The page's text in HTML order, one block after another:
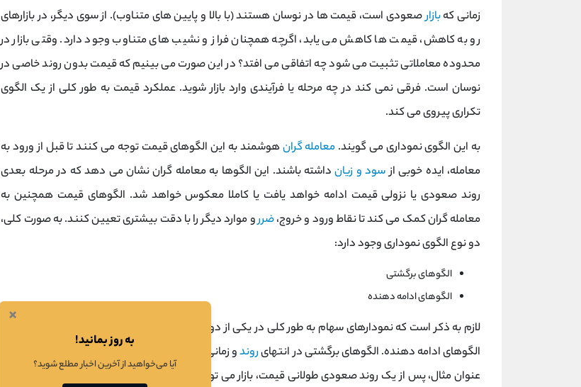
زمانی کهبازارصعودی است، قیمت ها در نوسان هستند (با بالا و پایین های متناوب). از سوی دیگر، در بازارهای
رو به کاهش، قیمت ها کاهش می یابد، اگرچه همچنان فراز و نشیب های متناوب وجود دارد. وقتی بازار در
محدوده معاملاتی تثبیت می شود چه اتفاقی می افتد؟ در این صورت می بینیم که قیمت بدون روند خاصی در
نوسان است. فرقی نمی کند در چه مرحله یا فرآیندی وارد بازار شوید. عملکرد قیمت به طور کلی از یک الگوی
تکراری پیروی می کند.
به این الگوی نموداری می گویند. معامله گرانهوشمند به این الگوهای قیمت توجه می کنند تا قبل از ورود به
معامله، ایده خوبی ازسود و زیانداشته باشند. این الگوها به معامله گران نشان می دهد که در مرحله بعدی
روند صعودی یا نزولی قیمت ادامه خواهد یافت یا کاملا معکوس خواهد شد. الگوهای قیمت همچنین به
معامله گران کمک می کند تا نقاط ورود و خروج،ضررو موارد دیگر را با دقت بیشتری تعیین کنند. به صورت کلی،
دو نوع الگوی نموداری وجود دارد:
الگوهای برگشتی
الگوهای ادامه دهنده
لازم به ذکر است که نمودارهای سهام به طور کلی در یکی از دو الگوی متمایز قرار می گیرند: الگوهای برگشتی و
الگوهای ادامه دهنده. الگوهای برگشتی در انتهایروندو زمانی که بازار قصد تغییر جهت دارد یافت می شود. به
عنوان مثال، پس از یک روند صعودی طولانی قیمت، بازار می تواند فرسوده شود و روند نزولی قیمت را آغاز کند.
×
به روز بمانید!
آیا می‌خواهید از آخرین اخبار مطلع شوید؟